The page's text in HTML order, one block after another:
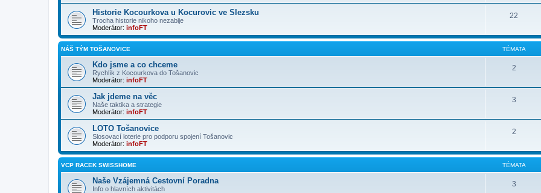
Historie Kocourkova u Kocurovic ve Slezsku
Trocha historie nikoho nezabije
Moderátor: infoFT
22
NÁŠ TÝM TOŠANOVICE TÉMATA
Kdo jsme a co chceme
Rychlík z Kocourkova do Tošanovic
Moderátor: infoFT
2
Jak jdeme na věc
Naše taktika a strategie
Moderátor: infoFT
3
LOTO Tošanovice
Slosovací loterie pro podporu spojení Tošanovic
Moderátor: infoFT
2
VCP RACEK SWISSHOME TÉMATA
Naše Vzájemná Cestovní Poradna
Info o hlavních aktivitách
3